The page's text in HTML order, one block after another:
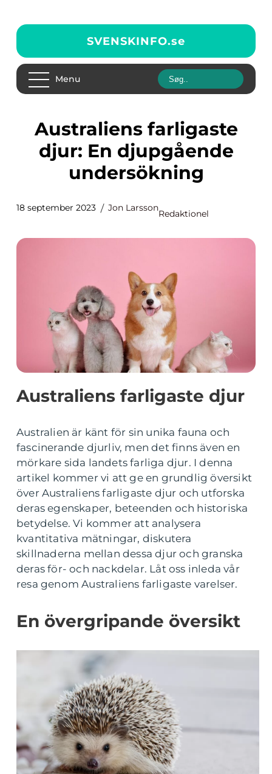
SVENSKINFO.se
Menu
Australiens farligaste
djur: En djupgående
undersökning
18 september 2023 Jon Larsson
Redaktionel
Australiens farligaste djur
Australien är känt för sin unika fauna och
fascinerande djurliv, men det finns även en
mörkare sida landets farliga djur. I denna
artikel kommer vi att ge en grundlig översikt
över Australiens farligaste djur och utforska
deras egenskaper, beteenden och historiska
betydelse. Vi kommer att analysera
kvantitativa mätningar, diskutera
skillnaderna mellan dessa djur och granska
deras för- och nackdelar. Låt oss inleda vår
resa genom Australiens farligaste varelser.
En övergripande översikt